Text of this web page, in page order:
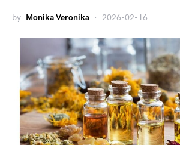
by Monika Veronika 2026-02-16